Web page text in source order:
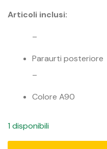
Articoli inclusi:
–
Paraurti posteriore
–
Colore A90
1 disponibili